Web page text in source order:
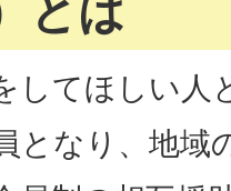
とは
してほしい人
となり、地域